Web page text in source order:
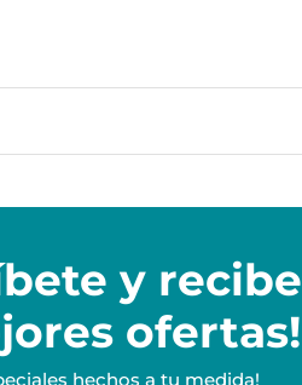
y recibe
ofertas!
hechos a tu medida!